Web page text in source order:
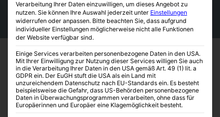
Verarbeitung Ihrer Daten einzuwilligen, um dieses Angebot zu
nutzen. Sie können Ihre Auswahl jederzeit unter Einstellungen
widerrufen oder anpassen. Bitte beachten Sie, dass aufgrund
individueller Einstellungen möglicherweise nicht alle Funktionen
der Website verfügbar sind.
Einige Services verarbeiten personenbezogene Daten in den USA.
Mit Ihrer Einwilligung zur Nutzung dieser Services willigen Sie auch
in die Verarbeitung Ihrer Daten in den USA gemäß Art. 49 (1) lit. a
GDPR ein. Der EuGH stuft die USA als ein Land mit
unzureichendem Datenschutz nach EU-Standards ein. Es besteht
beispielsweise die Gefahr, dass US-Behörden personenbezogene
Daten in Überwachungsprogrammen verarbeiten, ohne dass für
Europäerinnen und Europäer eine Klagemöglichkeit besteht.